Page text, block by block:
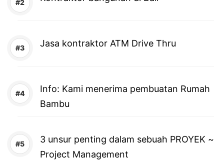
Jasa kontraktor ATM Drive Thru
Info: Kami menerima pembuatan Rumah
Bambu
3 unsur penting dalam sebuah PROYEK ~
Project Management